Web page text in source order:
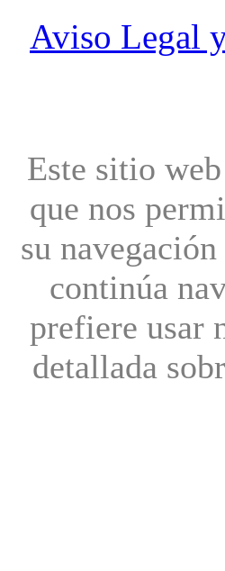
Aviso Legal
Este sitio
que nos
su
continúa
prefiere usar
detallada